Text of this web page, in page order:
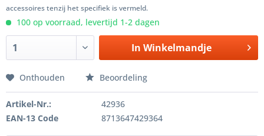
accessoires tenzij het specifiek is vermeld.
100 op voorraad, levertijd 1-2 dagen
In Winkelmandje
Onthouden Beoordeling
Artikel-Nr.:
42936
EAN-13 Code
8713647429364